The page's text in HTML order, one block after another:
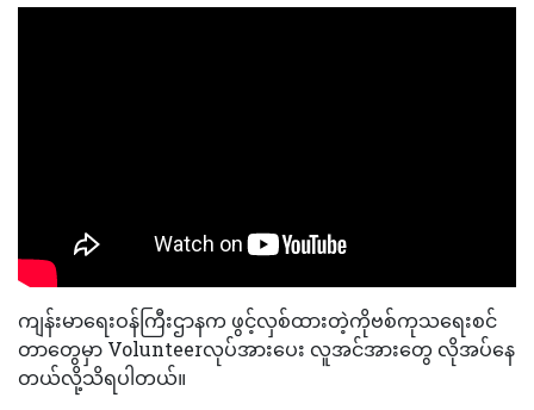
ကျန်းမာရေးဝန်ကြီးဌာနက ဖွင့်လှစ်ထားတဲ့ကိုဗစ်ကုသရေးစင်
တာတွေမှာ Volunteerလုပ်အားပေး လူအင်အားတွေ လိုအပ်နေ
တယ်လို့သိရပါတယ်။